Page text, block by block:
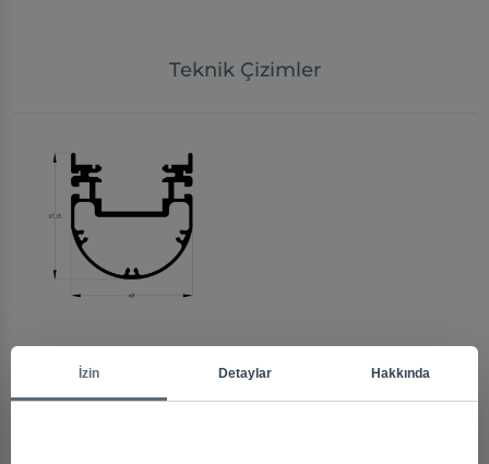
Teknik Çizimler
Diğer Ürünleri İnceleyin
İzin Detaylar Hakkında